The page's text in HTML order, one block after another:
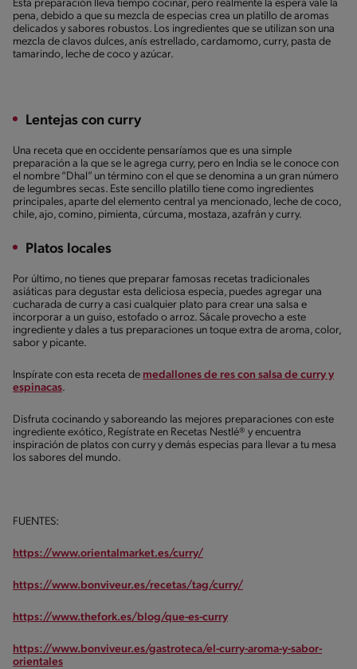
Esta preparación lleva tiempo cocinar, pero realmente la espera vale la
pena, debido a que su mezcla de especias crea un platillo de aromas
delicados y sabores robustos. Los ingredientes que se utilizan son una
mezcla de clavos dulces, anís estrellado, cardamomo, curry, pasta de
tamarindo, leche de coco y azúcar.
Lentejas con curry
Una receta que en occidente pensaríamos que es una simple
preparación a la que se le agrega curry, pero en India se le conoce con
el nombre “Dhal” un término con el que se denomina a un gran número
de legumbres secas. Este sencillo platillo tiene como ingredientes
principales, aparte del elemento central ya mencionado, leche de coco,
chile, ajo, comino, pimienta, cúrcuma, mostaza, azafrán y curry.
Platos locales
Por último, no tienes que preparar famosas recetas tradicionales
asiáticas para degustar esta deliciosa especia, puedes agregar una
cucharada de curry a casi cualquier plato para crear una salsa e
incorporar a un guiso, estofado o arroz. Sácale provecho a este
ingrediente y dales a tus preparaciones un toque extra de aroma, color,
sabor y picante.
Inspírate con esta receta de medallones de res con salsa de curry y
espinacas.
Disfruta cocinando y saboreando las mejores preparaciones con este
ingrediente exótico, Regístrate en Recetas Nestlé® y encuentra
inspiración de platos con curry y demás especias para llevar a tu mesa
los sabores del mundo.
FUENTES:
https://www.orientalmarket.es/curry/
https://www.bonviveur.es/recetas/tag/curry/
https://www.thefork.es/blog/que-es-curry
https://www.bonviveur.es/gastroteca/el-curry-aroma-y-sabor-
orientales